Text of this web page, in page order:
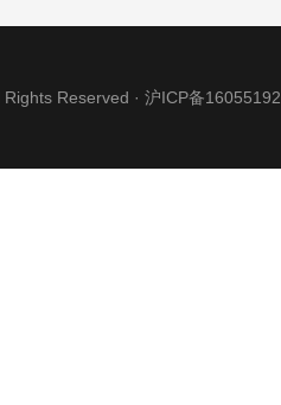
Reserved · 沪ICP备